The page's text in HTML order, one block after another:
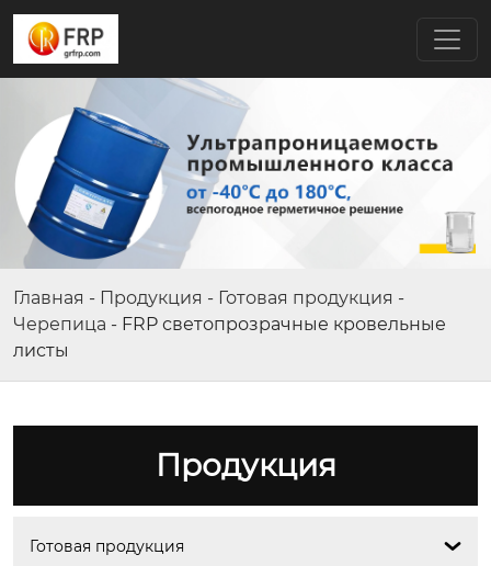
Главная - Продукция - Готовая продукция -
Черепица - FRP светопрозрачные кровельные
листы
Продукция
Готовая продукция 